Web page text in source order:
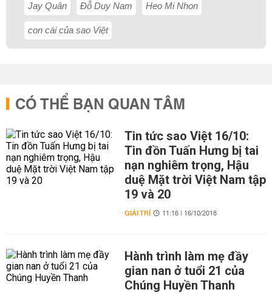
Jay Quân Đỗ Duy Nam Heo Mi Nhon
con cái của sao Việt
CÓ THỂ BẠN QUAN TÂM
Tin tức sao Việt 16/10:
Tin đồn Tuấn Hưng bị tai
nạn nghiêm trọng, Hậu
duệ Mặt trời Việt Nam tập
19 và 20
GIẢI TRÍ 11:16 | 16/10/2018
Hành trình làm mẹ đầy
gian nan ở tuổi 21 của
Chúng Huyền Thanh